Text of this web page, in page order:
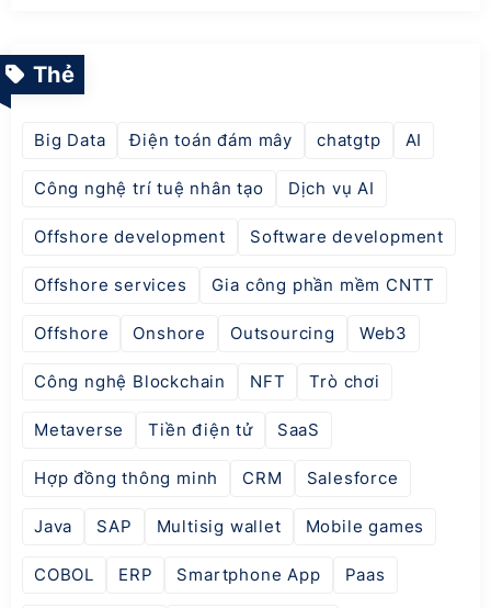
Thẻ
Big Data Điện toán đám mây chatgtp AI
Công nghệ trí tuệ nhân tạo Dịch vụ AI
Offshore development Software development
Offshore services Gia công phần mềm CNTT
Offshore Onshore Outsourcing Web3
Công nghệ Blockchain NFT Trò chơi
Metaverse Tiền điện tử SaaS
Hợp đồng thông minh CRM Salesforce
Java SAP Multisig wallet Mobile games
COBOL ERP Smartphone App Paas